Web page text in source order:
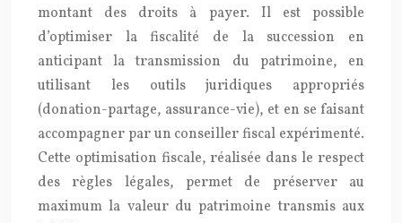
montant des droits à payer. Il est possible
d’optimiser la fiscalité de la succession en
anticipant la transmission du patrimoine, en
utilisant les outils juridiques appropriés
(donation-partage, assurance-vie), et en se faisant
accompagner par un conseiller fiscal expérimenté.
Cette optimisation fiscale, réalisée dans le respect
des règles légales, permet de préserver au
maximum la valeur du patrimoine transmis aux